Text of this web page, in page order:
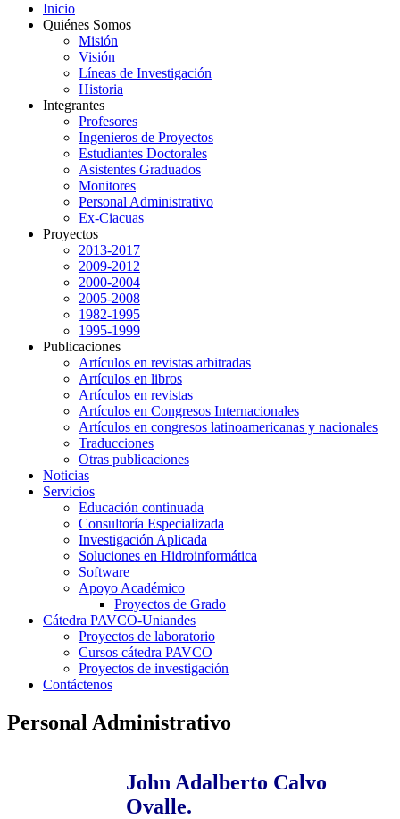
Inicio
Quiénes Somos
Misión
Visión
Líneas de Investigación
Historia
Integrantes
Profesores
Ingenieros de Proyectos
Estudiantes Doctorales
Asistentes Graduados
Monitores
Personal Administrativo
Ex-Ciacuas
Proyectos
2013-2017
2009-2012
2000-2004
2005-2008
1982-1995
1995-1999
Publicaciones
Artículos en revistas arbitradas
Artículos en libros
Artículos en revistas
Artículos en Congresos Internacionales
Artículos en congresos latinoamericanas y nacionales
Traducciones
Otras publicaciones
Noticias
Servicios
Educación continuada
Consultoría Especializada
Investigación Aplicada
Soluciones en Hidroinformática
Software
Apoyo Académico
Proyectos de Grado
Cátedra PAVCO-Uniandes
Proyectos de laboratorio
Cursos cátedra PAVCO
Proyectos de investigación
Contáctenos
Personal Administrativo
John Adalberto Calvo
Ovalle.